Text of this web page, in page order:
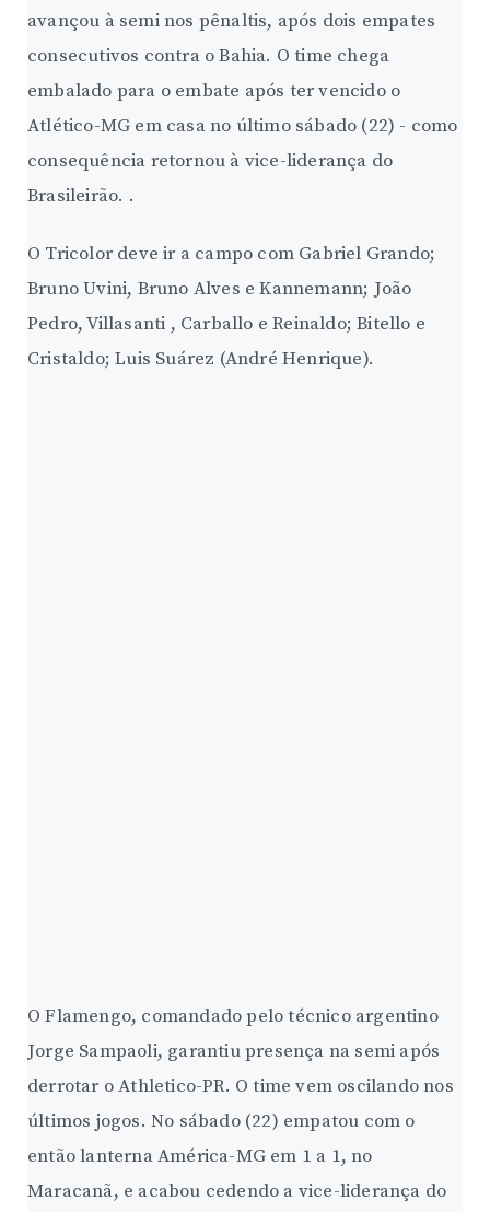
avançou à semi nos pênaltis, após dois empates
consecutivos contra o Bahia. O time chega
embalado para o embate após ter vencido o
Atlético-MG em casa no último sábado (22) - como
consequência retornou à vice-liderança do
Brasileirão. .
O Tricolor deve ir a campo com Gabriel Grando;
Bruno Uvini, Bruno Alves e Kannemann; João
Pedro, Villasanti , Carballo e Reinaldo; Bitello e
Cristaldo; Luis Suárez (André Henrique).
O Flamengo, comandado pelo técnico argentino
Jorge Sampaoli, garantiu presença na semi após
derrotar o Athletico-PR. O time vem oscilando nos
últimos jogos. No sábado (22) empatou com o
então lanterna América-MG em 1 a 1, no
Maracanã, e acabou cedendo a vice-liderança do